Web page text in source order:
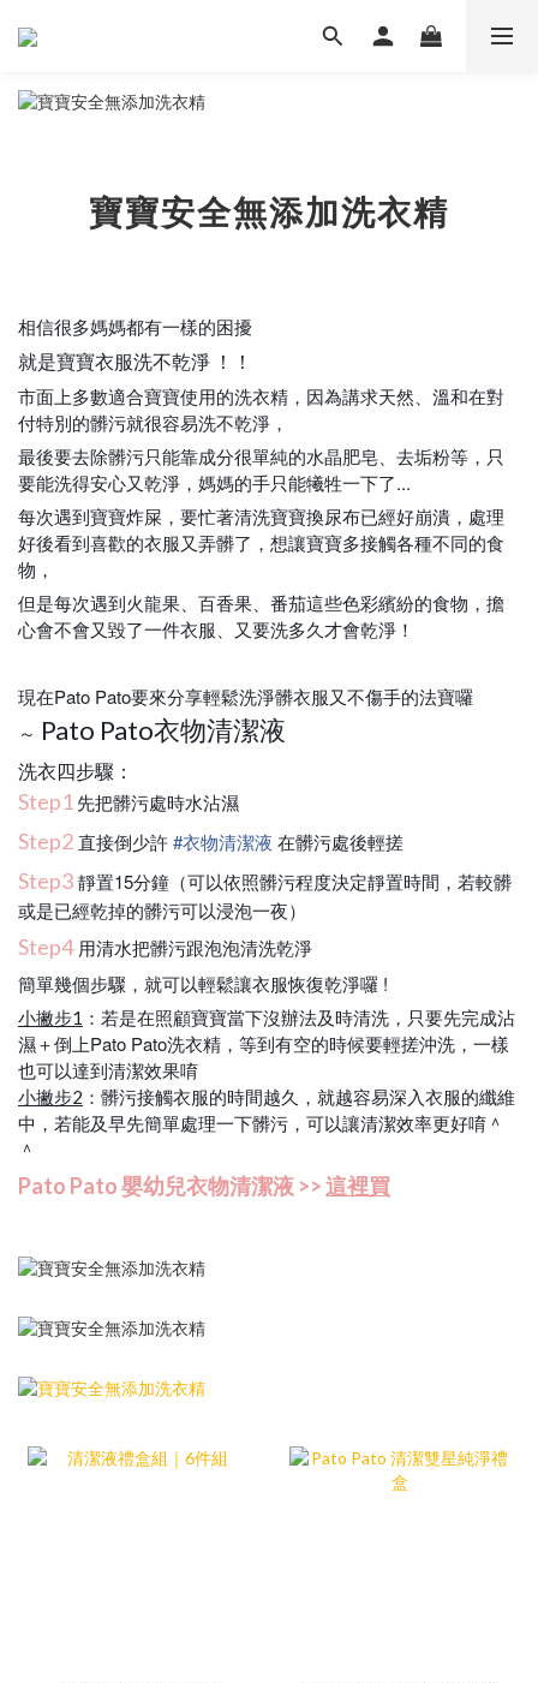
寶寶安全無添加洗衣精
相信很多媽媽都有一樣的困擾
就是寶寶衣服洗不乾淨 ！！
市面上多數適合寶寶使用的洗衣精，因為講求天然、溫和在對
付特別的髒污就很容易洗不乾淨，
最後要去除髒污只能靠成分很單純的水晶肥皂、去垢粉等，只
要能洗得安心又乾淨，媽媽的手只能犧牲一下了...
每次遇到寶寶炸屎，要忙著清洗寶寶換尿布已經好崩潰，處理
好後看到喜歡的衣服又弄髒了， 想讓寶寶多接觸各種不同的食
物，
但是每次遇到火龍果、百香果、番茄這些色彩繽紛的食物，擔
心會不會又毀了一件衣服、又要洗多久才會乾淨！
現在Pato Pato要來分享輕鬆洗淨髒衣服又不傷手的法寶囉
～ Pato Pato衣物清潔液
洗衣四步驟：
Step1 先把髒污處時水沾濕
Step2直接倒少許#衣物清潔液 在髒污處後輕搓
Step3靜置15分鐘（可以依照髒污程度決定靜置時間，若較髒
或是已經乾掉的髒污可以浸泡一夜）
Step4用清水把髒污跟泡泡清洗乾淨
簡單幾個步驟，就可以輕鬆讓衣服恢復乾淨囉 !
小撇步1 ：若是在照顧寶寶當下沒辦法及時清洗，只要先完成沾
濕＋倒上Pato Pato洗衣精，等到有空的時候要輕搓沖洗，一樣
也可以達到清潔效果唷
小撇步2 ：髒污接觸衣服的時間越久，就越容易深入衣服的纖維
中，若能及早先簡單處理一下髒污，可以讓清潔效率更好唷＾
＾
Pato Pato 嬰幼兒衣物清潔液 >>這裡買